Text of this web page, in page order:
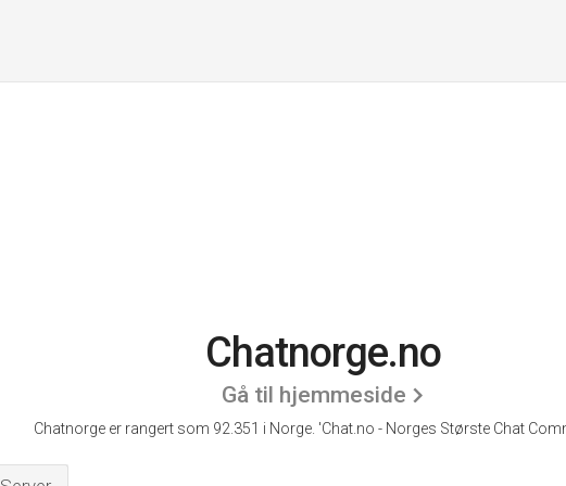
Chatnorge.no
Gå til hjemmeside
Chatnorge er rangert som 92.351 i Norge. 'Chat.no - Norges Største Chat